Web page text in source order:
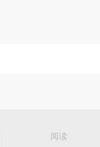
阅读